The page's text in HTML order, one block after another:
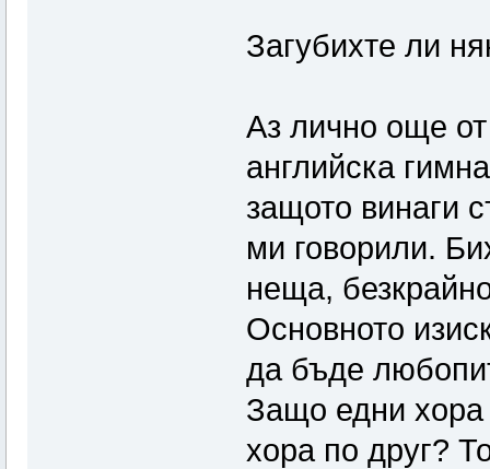
Загубихте ли
Аз лично още от
английска
защото винаги
ми говорили.
неща,
Основното
да бъде
Защо едни хора
хора по друг?